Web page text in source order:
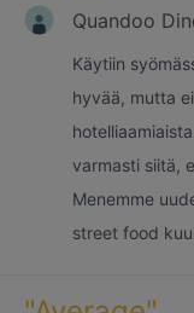
Quandoo
Käytiin
hyvää, mutta
varmasti siitä,
Menemme
street food